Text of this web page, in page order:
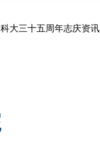
科大三十五周年志庆资讯